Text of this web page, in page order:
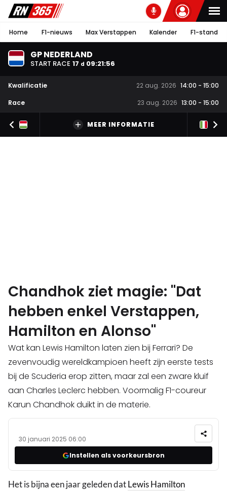
Home F1-nieuws Max Verstappen Kalender F1-stand
GP NEDERLAND
START RACE 17 d 09:21:55
Kwalificatie 22 aug. 2026 14:00 - 15:00
Race
23 aug. 2026 13:00 - 15:00
MEER INFORMATIE
Chandhok ziet magie: "Dat
hebben enkel Verstappen,
Hamilton en Alonso"
Wat kan Lewis Hamilton laten zien bij Ferrari? De
zevenvoudig wereldkampioen heeft zijn eerste tests
bij de Scuderia erop zitten, maar zal een zware kluif
aan Charles Leclerc hebben. Voormalig F1-coureur
Karun Chandhok duikt in de materie.
30 januari 2025 06:00
Instellen als voorkeursbron
Het is bijna een jaar geleden datLewis Hamilton